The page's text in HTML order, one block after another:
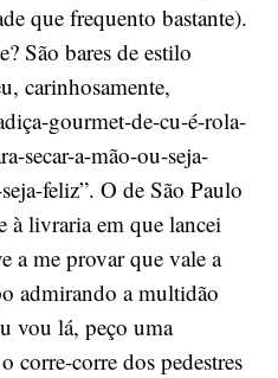
que frequento bastante).
São bares de estilo
carinhosamente,
gourmet-de-cu-é-rola-
secar-a-mão-ou-seja-
feliz”. O de São Paulo
à livraria em que lancei
a me provar que vale a
admirando a multidão
vou lá, peço uma
corre-corre dos pedestres